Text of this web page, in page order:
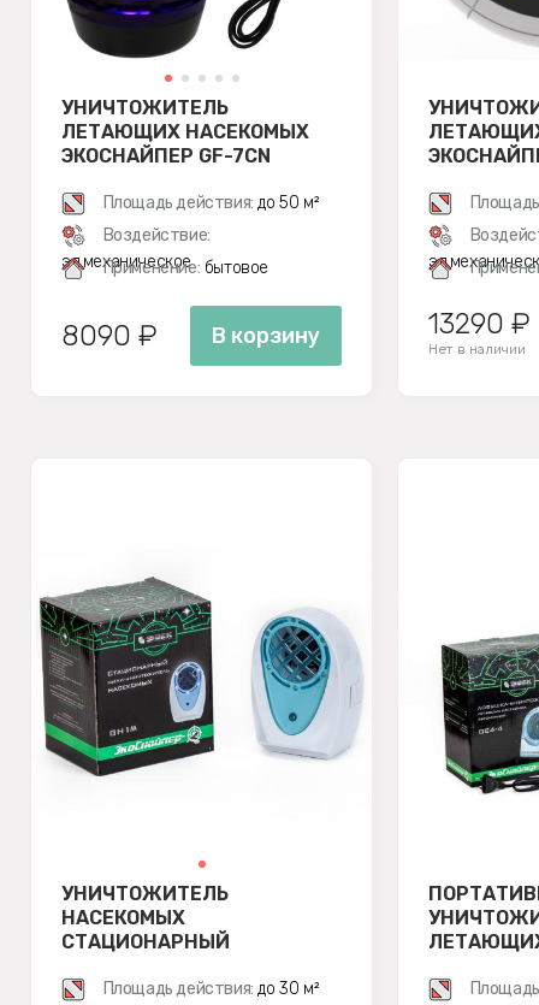
УНИЧТОЖИТЕЛЬ
ЛЕТАЮЩИХ НАСЕКОМЫХ
ЭКОСНАЙПЕР GF-7CN
Площадь действия: до 50 м²
Воздействие:
эл.механическое
Применение: бытовое
8090 ₽ В корзину 13290 ₽
Нет в наличии
УНИЧТОЖИТЕЛЬ
НАСЕКОМЫХ
СТАЦИОНАРНЫЙ
Площадь действия: до 30 м²